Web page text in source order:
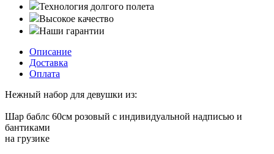
Технология долгого полета
Высокое качество
Наши гарантии
Описание
Доставка
Оплата
Нежный набор для девушки из:
Шар баблс 60см розовый с индивидуальной надписью и
бантиками
на грузике